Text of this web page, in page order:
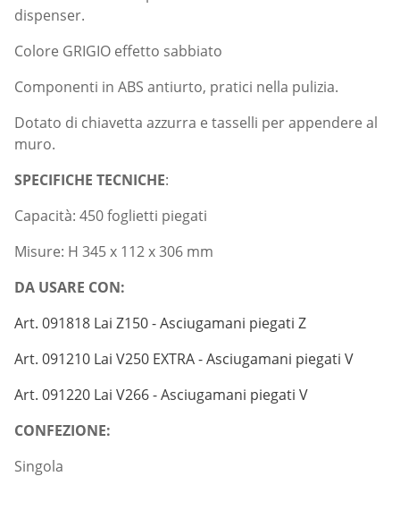
dispenser.
Colore GRIGIO effetto sabbiato
Componenti in ABS antiurto, pratici nella pulizia.
Dotato di chiavetta azzurra e tasselli per appendere al
muro.
SPECIFICHE TECNICHE:
Capacità: 450 foglietti piegati
Misure: H 345 x 112 x 306 mm
DA USARE CON:
Art. 091818 Lai Z150 - Asciugamani piegati Z
Art. 091210 Lai V250 EXTRA - Asciugamani piegati V
Art. 091220 Lai V266 - Asciugamani piegati V
CONFEZIONE:
Singola